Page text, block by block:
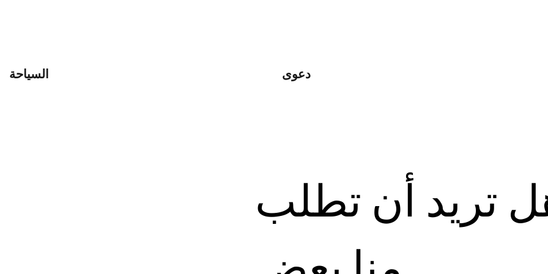
تريد أن تطلب
السياحة دعوى